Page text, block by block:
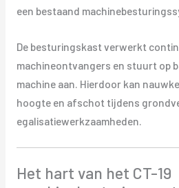
een bestaand
De besturingskast verwerkt
machineontvangers en stuurt op
machine aan. Hierdoor kan
hoogte en afschot tijdens
egalisatiewerkzaamheden.
Het hart van het CT-19